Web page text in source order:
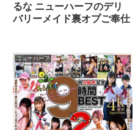
るな ニューハーフのデリ
バリーメイド裏オプご奉仕
ニューハーフ